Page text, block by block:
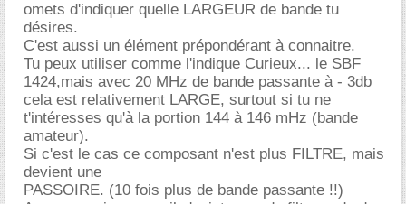
omets d'indiquer quelle LARGEUR de bande tu
désires.
C'est aussi un élément prépondérant à connaitre.
Tu peux utiliser comme l'indique Curieux... le SBF
1424,mais avec 20 MHz de bande passante à - 3db
cela est relativement LARGE, surtout si tu ne
t'intéresses qu'à la portion 144 à 146 mHz (bande
amateur).
Si c'est le cas ce composant n'est plus FILTRE, mais
devient une
PASSOIRE. (10 fois plus de bande passante !!)